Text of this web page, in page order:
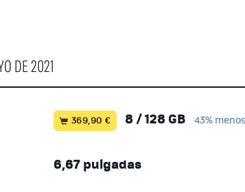
DE 2021
369,90 € 8 / 128 GB 43%
6,67 pulgadas